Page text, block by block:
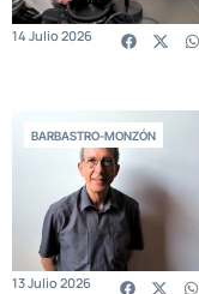
14 Julio 2026
BARBASTRO-MONZÓN
13 Julio 2026